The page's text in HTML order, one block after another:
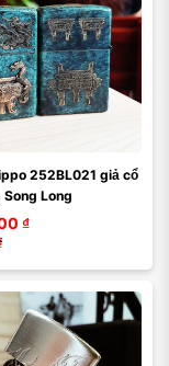
252BL021 giả cổ
Song Long
₫